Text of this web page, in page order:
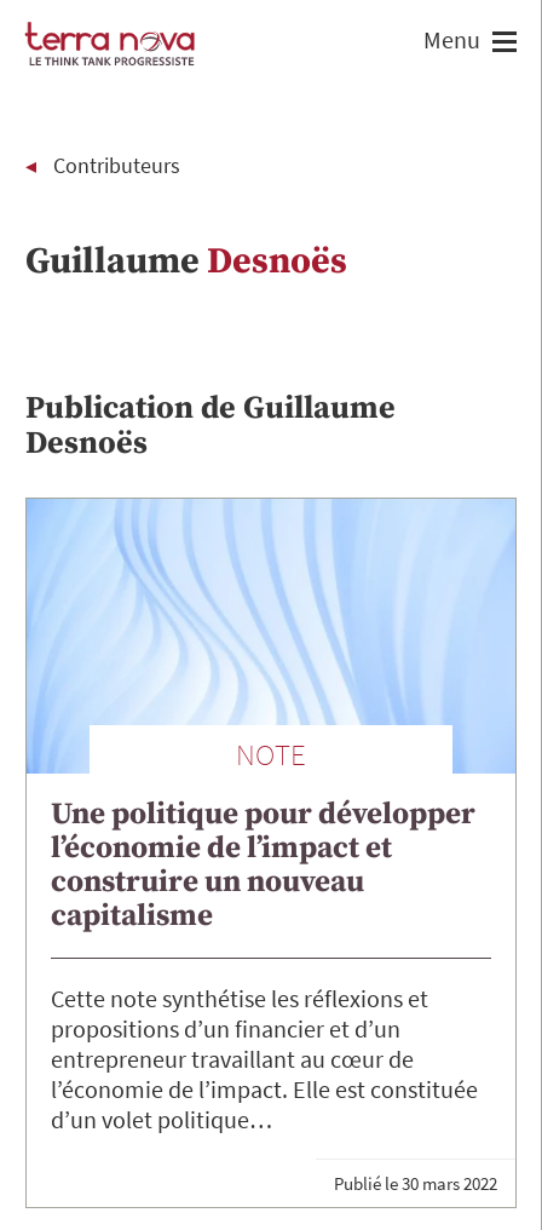
Contributeurs
Guillaume Desnoës
Publication de Guillaume
Desnoës
NOTE
Une politique pour développer
l’économie de l’impact et
construire un nouveau
capitalisme
Cette note synthétise les réflexions et
propositions d’un financier et d’un
entrepreneur travaillant au cœur de
l’économie de l’impact. Elle est constituée
d’un volet politique…
Publié le30 mars 2022